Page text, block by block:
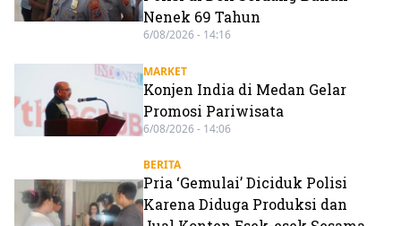
Nenek 69 Tahun
6/08/2026 - 14:16
MARKET
Konjen India di Medan Gelar
Promosi Pariwisata
6/08/2026 - 14:06
BERITA
Pria ‘Gemulai’ Diciduk Polisi
Karena Diduga Produksi dan